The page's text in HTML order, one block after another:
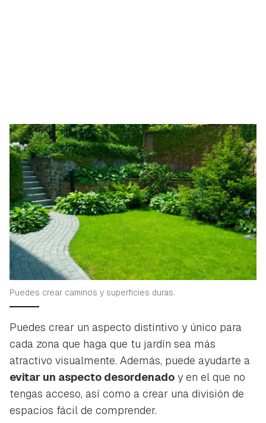
Puedes crear caminos y superficies duras.
Puedes crear un aspecto distintivo y único para
cada zona que haga que tu jardín sea más
atractivo visualmente. Además, puede ayudarte a
evitar un aspecto desordenado y en el que no
tengas acceso, así como a crear una división de
espacios fácil de comprender.